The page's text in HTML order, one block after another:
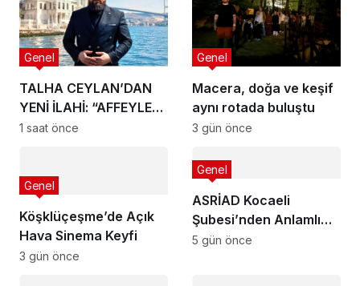
TALHA CEYLAN’DAN
YENİ İLAHİ: “AFFEYLE”
BÜYÜK İLGİ GÖRÜYOR!
Genel
1 saat önce
Macera, doğa ve keşif
aynı rotada buluştu
Genel
3 gün önce
Köşklüçeşme’de Açık
Hava Sinema Keyfi
Genel
3 gün önce
ASRİAD Kocaeli
Şubesi’nden Anlamlı
Sosyal Sorumluluk
Genel
5 gün önce